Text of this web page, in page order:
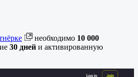
необходимо 10 000
30 дней и активированную